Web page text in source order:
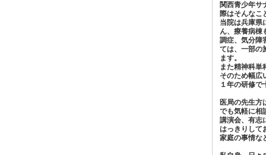
関西青少年サ
際はそんなこ
当院は兵庫県
ん、療養病棟
調症、気分障
ては、一部の
ます。
また精神科単
そのため幅広
１年の研修で
医局の先生方
でも気軽に相
講演会、有志
はっきりして
家庭の事情な